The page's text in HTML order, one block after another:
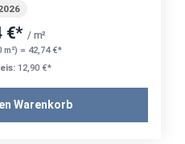
€* / m²
m²) = 42,74 €*
12,90 €*
Warenkorb